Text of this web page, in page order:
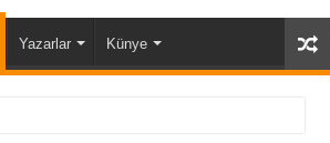
Yazarlar Künye